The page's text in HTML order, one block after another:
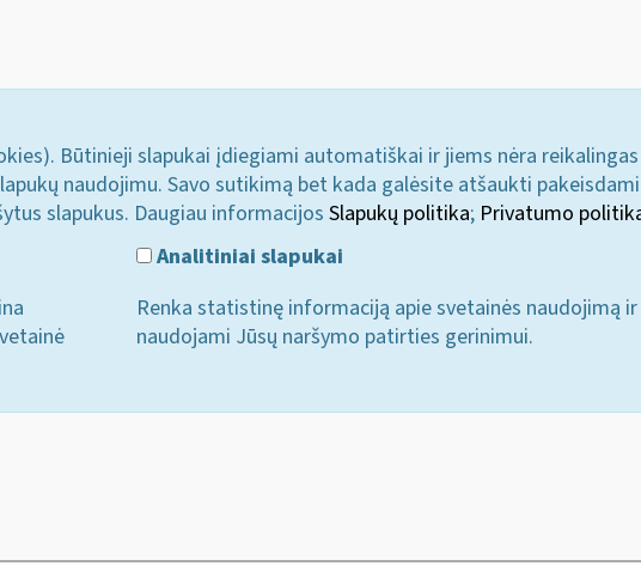
Būtinieji slapukai įdiegiami automatiškai ir jiems nėra reikalingas
naudojimu. Savo sutikimą bet kada galėsite atšaukti pakeisdami
slapukus. Daugiau informacijos Slapukų politika; Privatumo
Analitiniai slapukai
Renka statistinę informaciją apie svetainės naudojimą ir
naudojami Jūsų naršymo patirties gerinimui.